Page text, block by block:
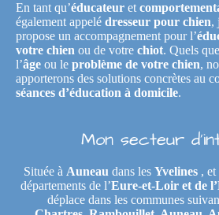
En tant qu’éducateur et
également appelé dresseur pour chien,
propose un accompagnement pour l’
votre chien ou de votre chiot. Quels
l’âge ou le problème de votre chien,
apporterons des solutions concrètes au
séances d’éducation à domicile.
Mon secteur
Située à Auneau dans lesYvelines ,
départements de l’Eure-et-Loir et de
déplace dans les communes